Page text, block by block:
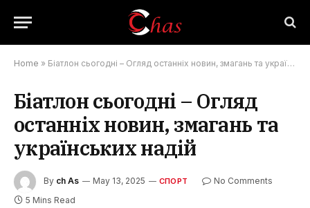
Home » Біатлон сьогодні – Огляд останніх новин, змагань та українських надій
Біатлон сьогодні – Огляд
останніх новин, змагань та
українських надій
By ch As May 13, 2025 СПОРТ
No Comments
5 Mins Read